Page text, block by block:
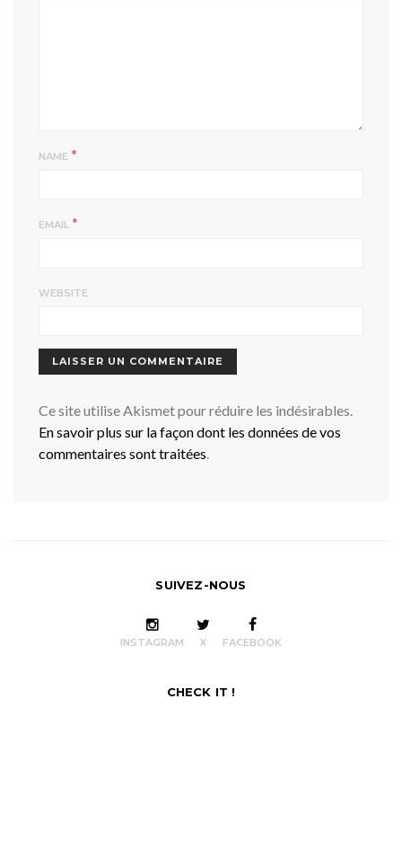
NAME *
EMAIL *
WEBSITE
Ce site utilise Akismet pour réduire les indésirables.
En savoir plus sur la façon dont les données de vos
commentaires sont traitées
SUIVEZ-NOUS
INSTAGRAM X FACEBOOK
CHECK IT !